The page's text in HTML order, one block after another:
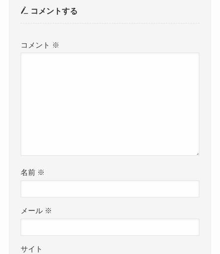
コメントする
コメント ※
名前 ※
メール ※
サイト